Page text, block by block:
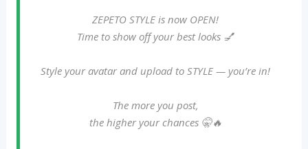
ZEPETO STYLE is now OPEN!
Time to show off your best looks 💅
Style your avatar and upload to STYLE — you’re in!
The more you post,
the higher your chances 🤫🔥